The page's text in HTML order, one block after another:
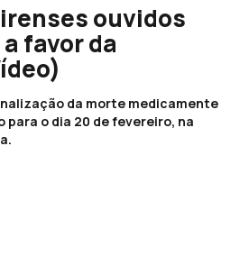
ouvidos
favor da
da morte medicamente
para o dia 20 de fevereiro, na